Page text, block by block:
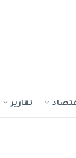
تقارير